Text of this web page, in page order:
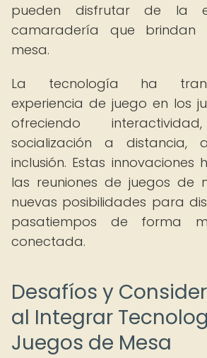
pueden disfrutar de la
camaradería que brindan
mesa.
La tecnología ha
experiencia de juego en los
ofreciendo
socialización a distancia,
inclusión. Estas innovaciones
las reuniones de juegos de
nuevas posibilidades para
pasatiempos de forma
conectada.
Desafíos y
al Integrar
Juegos de Mesa